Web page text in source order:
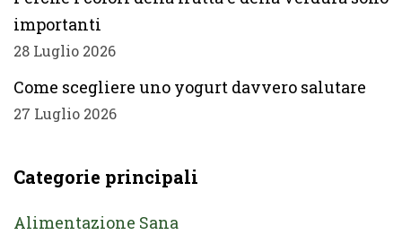
importanti
28 Luglio 2026
Come scegliere uno yogurt davvero salutare
27 Luglio 2026
Categorie principali
Alimentazione Sana